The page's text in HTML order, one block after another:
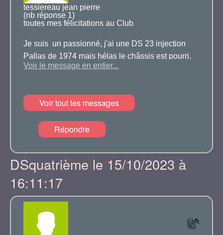
tessiereau jean pierre
(nb réponse 1)
toutes mes félicitations au Club
Je suis un passionné, j'ai une DS 23 injection
Pallas de 1974 mais hélas le châssis est pourri,
non restaurable,
injection en bon état en tous cas restaurable sans
DS dessus,
Je vous remercie si vous pouvez m'aider à sortir
de mon piège.
06 28 35 79 89
jptessiereau@gmail.com
Voir le message en entier...
Voir tout les messages
Répondre
DSquatrième le 15/10/2023 à
16:11:17